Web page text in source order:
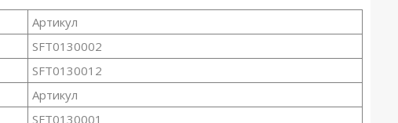
Артикул
SFT0130002
SFT0130012
Артикул
SFT0130001